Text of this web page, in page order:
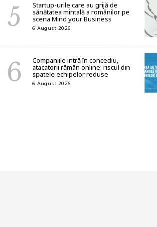
Startup-urile care au grijă de
sănătatea mintală a românilor pe
scena Mind your Business
6 August 2026
Companiile intră în concediu,
atacatorii rămân online: riscul din
spatele echipelor reduse
6 August 2026